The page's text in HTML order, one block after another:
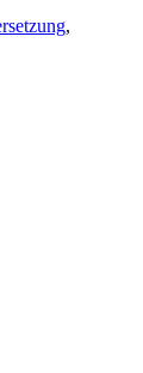
,